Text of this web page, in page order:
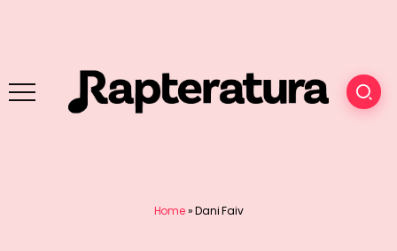
Home»Dani Faiv